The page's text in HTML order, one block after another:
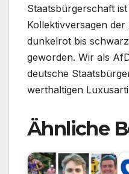
Staatsbürgerschaft
Kollektivversagen
dunkelrot bis
geworden. Wir als
deutsche
werthaltigen
Ähnliche